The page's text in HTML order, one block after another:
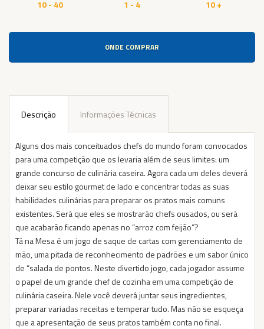
10 - 40 1 - 4 10 +
ONDE COMPRAR
Descrição Informações Técnicas
Alguns dos mais conceituados chefs do mundo foram convocados
para uma competição que os levaria além de seus limites: um
grande concurso de culinária caseira. Agora cada um deles deverá
deixar seu estilo gourmet de lado e concentrar todas as suas
habilidades culinárias para preparar os pratos mais comuns
existentes. Será que eles se mostrarão chefs ousados, ou será
que acabarão ficando apenas no “arroz com feijão”?
Tá na Mesa é um jogo de saque de cartas com gerenciamento de
mão, uma pitada de reconhecimento de padrões e um sabor único
de “salada de pontos. Neste divertido jogo, cada jogador assume
o papel de um grande chef de cozinha em uma competição de
culinária caseira. Nele você deverá juntar seus ingredientes,
preparar variadas receitas e temperar tudo. Mas não se esqueça
que a apresentação de seus pratos também conta no final.